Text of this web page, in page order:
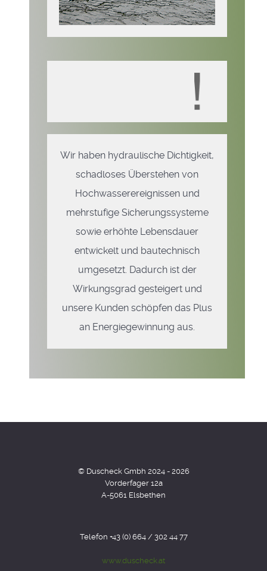
Wir haben hydraulische Dichtigkeit,
schadloses Überstehen von
Hochwasserereignissen und
mehrstufige Sicherungssysteme
sowie erhöhte Lebensdauer
entwickelt und bautechnisch
umgesetzt. Dadurch ist der
Wirkungsgrad gesteigert und
unsere Kunden schöpfen das Plus
an Energiegewinnung aus.
© Duscheck Gmbh 2024 - 2026
Vorderfager 12a
A-5061 Elsbethen
Telefon +43 (0) 664 / 302 44 77
www.duscheck.at